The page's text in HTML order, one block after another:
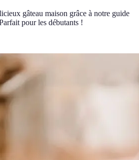
gâteau maison grâce à notre guide
pour les débutants !